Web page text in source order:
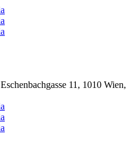
Eschenbachgasse 11, 1010 Wien,